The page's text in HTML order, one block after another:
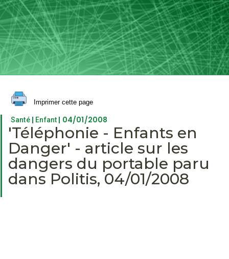
Imprimer cette page
Santé| Enfant | 04/01/2008
'Téléphonie - Enfants en
Danger' - article sur les
dangers du portable paru
dans Politis, 04/01/2008